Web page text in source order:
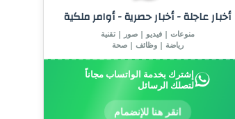
أخبار عاجلة - أخبار حصرية - أوامر ملكية
منوعات | فيديو | صور | تقنية
رياضة | وظائف | صحة
إشترك بخدمة الواتساب مجاناً
لتصلك الرسائل
انقر هنا للإنضمام